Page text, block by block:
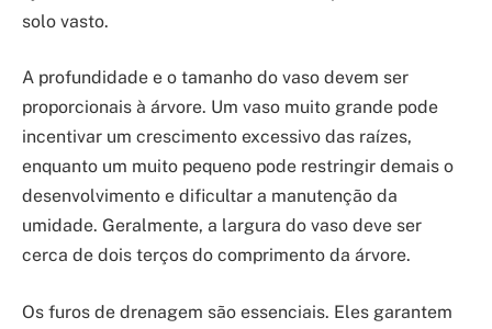
solo vasto.
A profundidade e o tamanho do vaso devem ser
proporcionais à árvore. Um vaso muito grande pode
incentivar um crescimento excessivo das raízes,
enquanto um muito pequeno pode restringir demais o
desenvolvimento e dificultar a manutenção da
umidade. Geralmente, a largura do vaso deve ser
cerca de dois terços do comprimento da árvore.
Os furos de drenagem são essenciais. Eles garantem